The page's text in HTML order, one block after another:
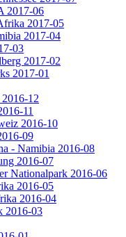
2017-06
2017-05
2017-04
03
2017-02
2017-01
12
11
2016-10
09
- Namibia 2016-08
2016-07
Nationalpark 2016-06
2016-05
2016-04
2016-03